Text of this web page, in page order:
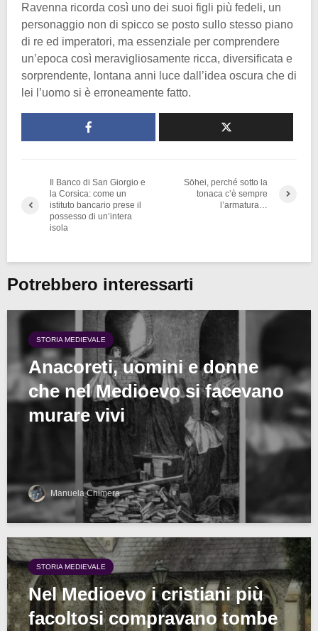
Ravenna ricorda così uno dei suoi figli più fedeli, un
personaggio non di spicco se posto sullo stesso piano
di re ed imperatori, ma essenziale per comprendere
un’epoca così meravigliosamente ricca, diversificata e
sorprendente, lontana anni luce dall’idea oscura che di
lei l’uomo si è erroneamente fatto.
Il Banco di San Giorgio e
la Corsica: come un
istituto bancario prese il
possesso di un’intera
isola
Sōhei, perché sotto la
tonaca c’è sempre
l’armatura…
Potrebbero interessarti
STORIA MEDIEVALE
Anacoreti, uomini e donne
che nel Medioevo si facevano
murare vivi
Manuela Chimera
STORIA MEDIEVALE
Nel Medioevo i cristiani più
facoltosi compravano tombe